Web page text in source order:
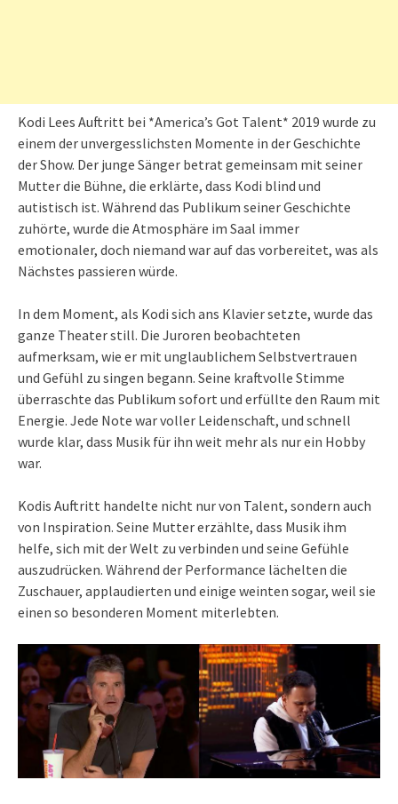
Kodi Lees Auftritt bei *America’s Got Talent* 2019 wurde zu
einem der unvergesslichsten Momente in der Geschichte
der Show. Der junge Sänger betrat gemeinsam mit seiner
Mutter die Bühne, die erklärte, dass Kodi blind und
autistisch ist. Während das Publikum seiner Geschichte
zuhörte, wurde die Atmosphäre im Saal immer
emotionaler, doch niemand war auf das vorbereitet, was als
Nächstes passieren würde.
In dem Moment, als Kodi sich ans Klavier setzte, wurde das
ganze Theater still. Die Juroren beobachteten
aufmerksam, wie er mit unglaublichem Selbstvertrauen
und Gefühl zu singen begann. Seine kraftvolle Stimme
überraschte das Publikum sofort und erfüllte den Raum mit
Energie. Jede Note war voller Leidenschaft, und schnell
wurde klar, dass Musik für ihn weit mehr als nur ein Hobby
war.
Kodis Auftritt handelte nicht nur von Talent, sondern auch
von Inspiration. Seine Mutter erzählte, dass Musik ihm
helfe, sich mit der Welt zu verbinden und seine Gefühle
auszudrücken. Während der Performance lächelten die
Zuschauer, applaudierten und einige weinten sogar, weil sie
einen so besonderen Moment miterlebten.